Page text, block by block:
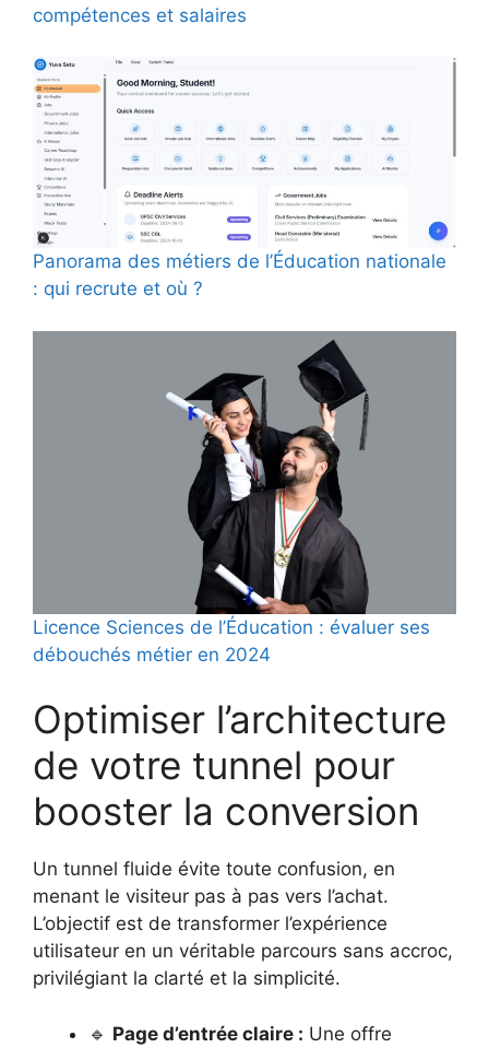
compétences et salaires
Panorama des métiers de l’Éducation nationale
: qui recrute et où ?
Licence Sciences de l’Éducation : évaluer ses
débouchés métier en 2024
Optimiser l’architecture
de votre tunnel pour
booster la conversion
Un tunnel fluide évite toute confusion, en
menant le visiteur pas à pas vers l’achat.
L’objectif est de transformer l’expérience
utilisateur en un véritable parcours sans accroc,
privilégiant la clarté et la simplicité.
🔹 Page d’entrée claire : Une offre